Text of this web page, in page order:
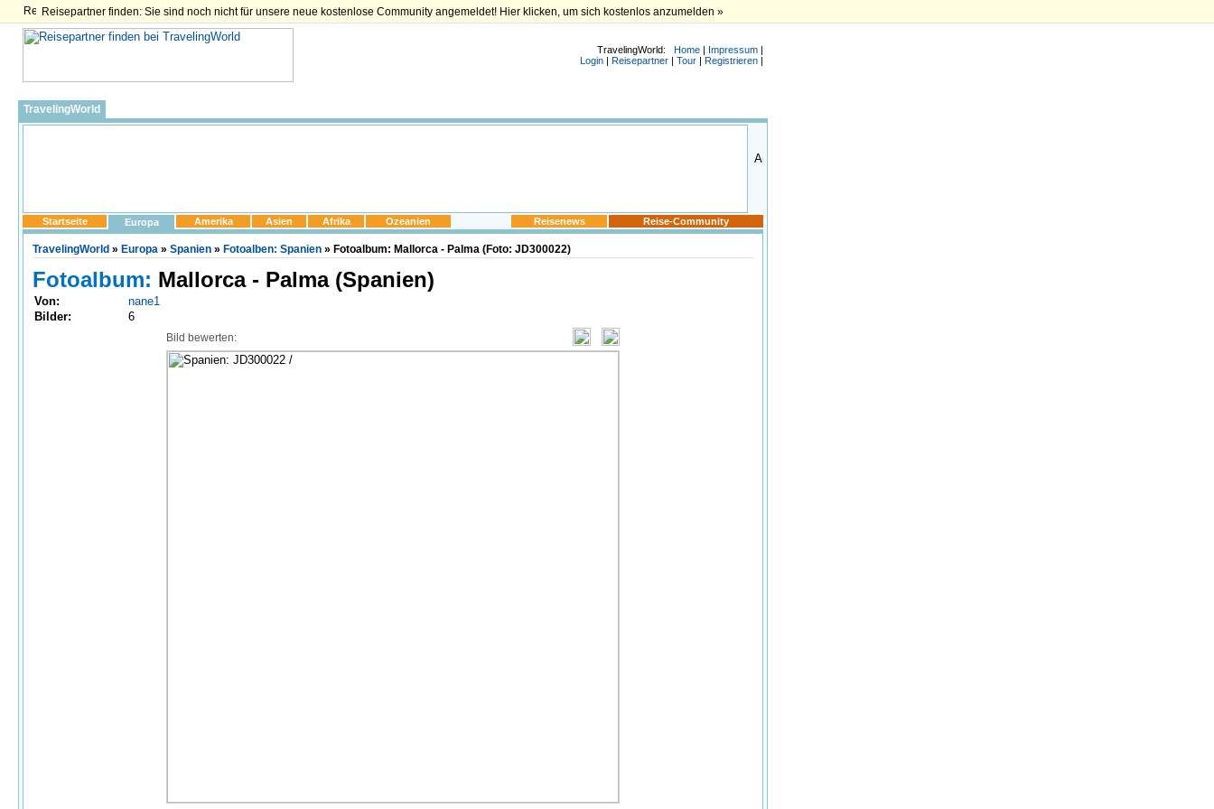
Reisepartner finden: Sie sind noch nicht für unsere neue kostenlose Community angemeldet! Hier klicken, um sich kostenlos anzumelden »
TravelingWorld: Home | Impressum |
Login | Reisepartner | Tour | Registrieren |
TravelingWorld
Startseite Europa Amerika Asien Afrika Ozeanien Reisenews Reise-Community
TravelingWorld » Europa » Spanien » Fotoalben: Spanien » Fotoalbum: Mallorca - Palma (Foto: JD300022)
Fotoalbum: Mallorca - Palma (Spanien)
Von:
nane1
Bilder:
6
Bild bewerten: